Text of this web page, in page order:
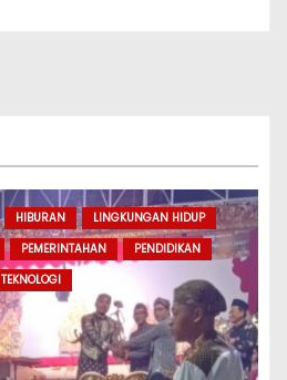
HIBURAN
LINGKUNGAN HIDUP
PEMERINTAHAN
PENDIDIKAN
TEKNOLOGI